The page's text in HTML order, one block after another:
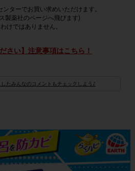
ターでお買い求めいただけます。
製薬社のページへ飛びます)
けではありません。
さい】注意事項はこちら！
たみんなのコメントもチェックしよう♪